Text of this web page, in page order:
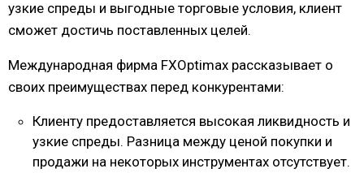
узкие спреды и выгодные торговые условия, клиент
сможет достичь поставленных целей.
Международная фирма FXOptimax рассказывает о
своих преимуществах перед конкурентами:
Клиенту предоставляется высокая ликвидность и
узкие спреды. Разница между ценой покупки и
продажи на некоторых инструментах отсутствует.